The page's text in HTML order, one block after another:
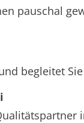
pauschal
begleitet